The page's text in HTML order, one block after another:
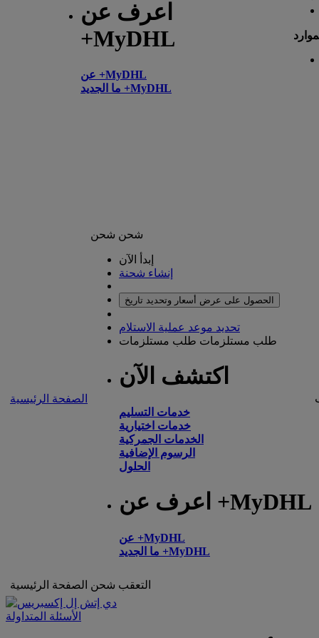
اعرف عن
+MyDHL
عن +MyDHL
ما الجديد +MyDHL
الصفحة الرئيسية
شحن شحن
إبدأ الآن
إنشاء شحنة
الحصول على عرض أسعار وتحديد تاريخ
تحديد موعد عملية الاستلام
طلب مستلزمات طلب مستلزمات
اكتشف الآن
خدمات التسليم
خدمات اختيارية
الخدمات الجمركية
الرسوم الإضافية
الحلول
اعرف عن +MyDHL
عن +MyDHL
ما الجديد +MyDHL
الصفحة الرئيسية شحن التعقب
الأسئلة المتداولة